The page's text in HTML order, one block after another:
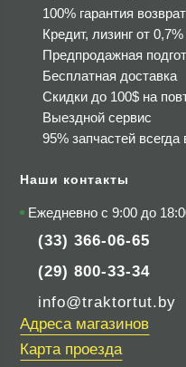
100% гарантия
Кредит, лизинг от
Предпродажная
Бесплатная доставка
Скидки до 100$ на
Выездной сервис
95% запчастей всегда
Наши контакты
Ежедневно с 9:00 до
(33) 366-06-65
(29) 800-33-34
info@traktortut.by
Адреса магазинов
Карта проезда